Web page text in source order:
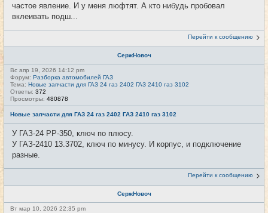
частое явление. И у меня люфтят. А кто нибудь пробовал
вклеивать подш...
Перейти к сообщению
СержНовоч
Вс апр 19, 2026 14:12 pm
Форум: Разборка автомобилей ГАЗ
Тема: Новые запчасти для ГАЗ 24 газ 2402 ГАЗ 2410 газ 3102
Ответы: 372
Просмотры: 480878
Новые запчасти для ГАЗ 24 газ 2402 ГАЗ 2410 газ 3102
У ГАЗ-24 РР-350, ключ по плюсу.
У ГАЗ-2410 13.3702, ключ по минусу. И корпус, и подключение
разные.
Перейти к сообщению
СержНовоч
Вт мар 10, 2026 22:35 pm